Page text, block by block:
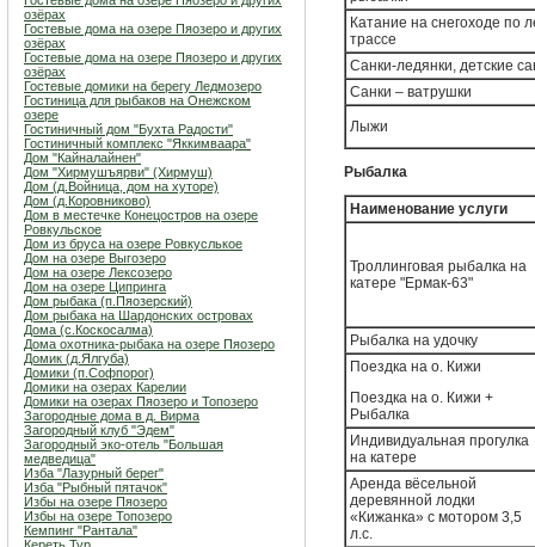
озёрах
Гостевые дома на озере Пяозеро и других
озёрах
Гостевые дома на озере Пяозеро и других
озёрах
Гостевые домики на берегу Ледмозеро
Гостиница для рыбаков на Онежском
озере
Гостиничный дом "Бухта Радости"
Гостиничный комплекс "Яккимваара"
Дом "Кайналайнен"
Дом "Хирмушъярви" (Хирмуш)
Дом (д.Войница, дом на хуторе)
Дом (д.Коровниково)
Дом в местечке Конецостров на озере
Ровкульское
Дом из бруса на озере Ровкуслькое
Дом на озере Выгозеро
Дом на озере Лексозеро
Дом на озере Ципринга
Дом рыбака (п.Пяозерский)
Дом рыбака на Шардонских островах
Дома (с.Коскосалма)
Дома охотника-рыбака на озере Пяозеро
Домик (д.Ялгуба)
Домики (п.Софпорог)
Домики на озерах Карелии
Домики на озерах Пяозеро и Топозеро
Загородные дома в д. Вирма
Загородный клуб "Эдем"
Загородный эко-отель "Большая
медведица"
Изба "Лазурный берег"
Изба "Рыбный пятачок"
Избы на озере Пяозеро
Избы на озере Топозеро
Кемпинг "Рантала"
Катание на снегоходе по
трассе
Санки-ледянки, детские
Санки – ватрушки
Лыжи
Рыбалка
Наименование услуги
Троллинговая рыбалка на
катере "Ермак-63"
Рыбалка на удочку
Поездка на о. Кижи
Поездка на о. Кижи +
Рыбалка
Индивидуальная прогулка
на катере
Аренда вёсельной
деревянной лодки
«Кижанка» с мотором 3,5
л.с.